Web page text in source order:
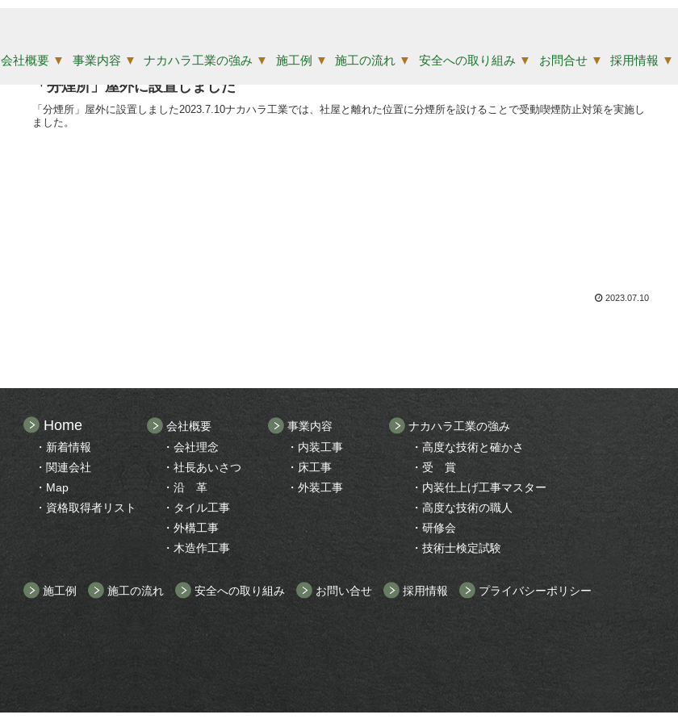
会社概要 ▼ 事業内容 ▼ ナカハラ工業の強み ▼ 施工例 ▼ 施工の流れ ▼ 安全への取り組み ▼ お問合せ ▼ 採用情報 ▼
「分煙所」屋外に設置しました
「分煙所」屋外に設置しました2023.7.10ナカハラ工業では、社屋と離れた位置に分煙所を設けることで受動喫煙防止対策を実施し
ました。
2023.07.10
Home 会社概要 事業内容
ナカハラ工業の強み
・新着情報
・会社理念 ・内装工事
・高度な技術と確かさ
・関連会社
・社長あいさつ ・床工事
・受 賞
・Map
・沿 革 ・外装工事
・内装仕上げ工事マスター
・資格取得者リスト
・タイル工事
・高度な技術の職人
・外構工事
・研修会
・木造作工事
・技術士検定試験
施工例 施工の流れ 安全への取り組み お問い合せ 採用情報 プライバシーポリシー